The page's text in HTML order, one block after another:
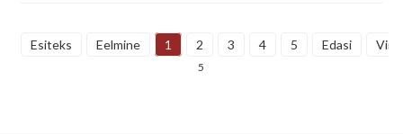
Esiteks Eelmine 1 2 3 4 5 Edasi
5